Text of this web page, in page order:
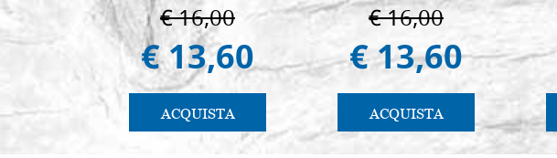
€ 16,00
€ 13,60
ACQUISTA
€ 16,00
€ 13,60
ACQUISTA